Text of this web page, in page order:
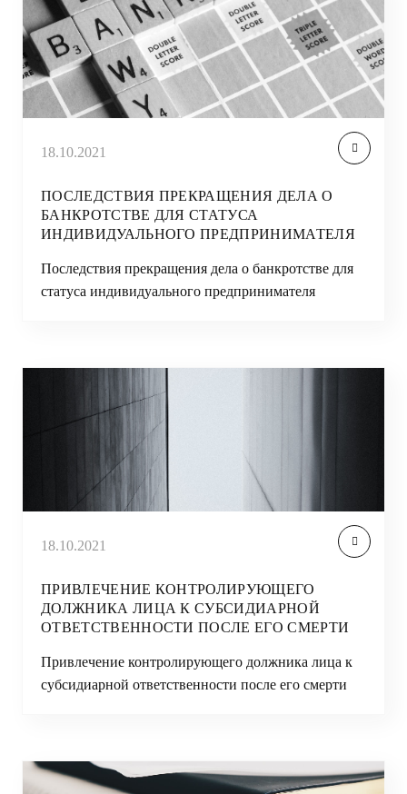
18.10.2021
ПОСЛЕДСТВИЯ ПРЕКРАЩЕНИЯ ДЕЛА О
БАНКРОТСТВЕ ДЛЯ СТАТУСА
ИНДИВИДУАЛЬНОГО ПРЕДПРИНИМАТЕЛЯ
Последствия прекращения дела о банкротстве для
статуса индивидуального предпринимателя
18.10.2021
ПРИВЛЕЧЕНИЕ КОНТРОЛИРУЮЩЕГО
ДОЛЖНИКА ЛИЦА К СУБСИДИАРНОЙ
ОТВЕТСТВЕННОСТИ ПОСЛЕ ЕГО СМЕРТИ
Привлечение контролирующего должника лица к
субсидиарной ответственности после его смерти